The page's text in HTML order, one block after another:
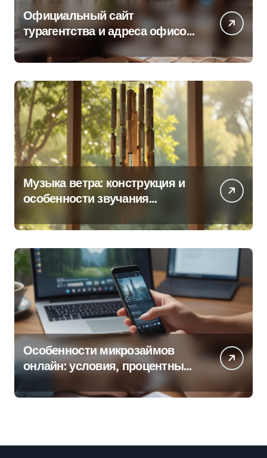
Официальный сайт
турагентства и адреса офисов
продаж по регионам
Музыка ветра: конструкция и
особенности звучания
Особенности микрозаймов
онлайн: условия, процентные
ставки и порядок оформления